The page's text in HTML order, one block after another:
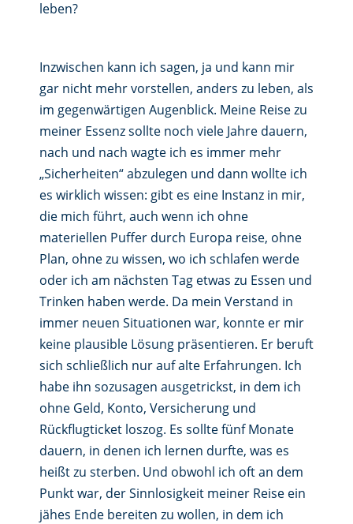
leben?
Inzwischen kann ich sagen, ja und kann mir
gar nicht mehr vorstellen, anders zu leben, als
im gegenwärtigen Augenblick. Meine Reise zu
meiner Essenz sollte noch viele Jahre dauern,
nach und nach wagte ich es immer mehr
„Sicherheiten“ abzulegen und dann wollte ich
es wirklich wissen: gibt es eine Instanz in mir,
die mich führt, auch wenn ich ohne
materiellen Puffer durch Europa reise, ohne
Plan, ohne zu wissen, wo ich schlafen werde
oder ich am nächsten Tag etwas zu Essen und
Trinken haben werde. Da mein Verstand in
immer neuen Situationen war, konnte er mir
keine plausible Lösung präsentieren. Er beruft
sich schließlich nur auf alte Erfahrungen. Ich
habe ihn sozusagen ausgetrickst, in dem ich
ohne Geld, Konto, Versicherung und
Rückflugticket loszog. Es sollte fünf Monate
dauern, in denen ich lernen durfte, was es
heißt zu sterben. Und obwohl ich oft an dem
Punkt war, der Sinnlosigkeit meiner Reise ein
jähes Ende bereiten zu wollen, in dem ich